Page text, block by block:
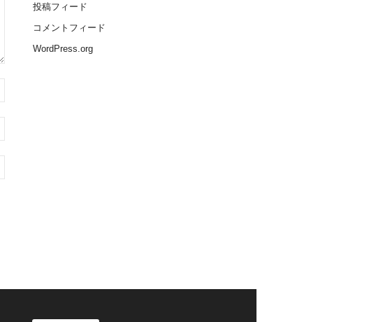
投稿フィード
コメントフィード
WordPress.org